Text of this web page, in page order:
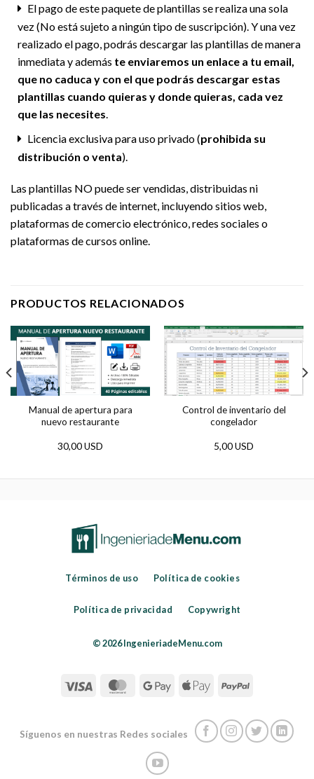
El pago de este paquete de plantillas se realiza una sola
vez (No está sujeto a ningún tipo de suscripción). Y una vez
realizado el pago, podrás descargar las plantillas de manera
inmediata y además te enviaremos un enlace a tu email,
que no caduca y con el que podrás descargar estas
plantillas cuando quieras y donde quieras, cada vez
que las necesites.
Licencia exclusiva para uso privado (prohibida su
distribución o venta).
Las plantillas NO puede ser vendidas, distribuidas ni
publicadas a través de internet, incluyendo sitios web,
plataformas de comercio electrónico, redes sociales o
plataformas de cursos online.
PRODUCTOS RELACIONADOS
Manual de apertura para
nuevo restaurante
30,00 USD
Control de inventario del
congelador
5,00 USD
Términos de uso Política de cookies
Política de privacidad Copywright
© 2026 IngenieriadeMenu.com
Síguenos en nuestras Redes sociales